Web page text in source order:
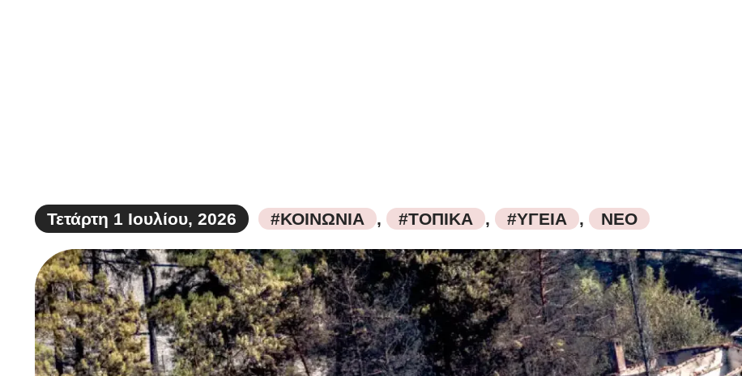
Τετάρτη 1 Ιουλίου, 2026 #ΚΟΙΝΩΝΙΑ , #ΤΟΠΙΚΑ , #ΥΓΕΙΑ , ΝΕΟ